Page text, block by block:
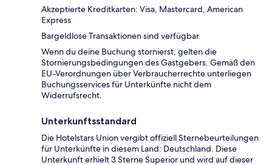
Akzeptierte Kreditkarten: Visa, Mastercard, American
Express
Bargeldlose Transaktionen sind verfügbar.
Wenn du deine Buchung stornierst, gelten die
Stornierungsbedingungen des Gastgebers. Gemäß den
EU-Verordnungen über Verbraucherrechte unterliegen
Buchungsservices für Unterkünfte nicht dem
Widerrufsrecht.
Unterkunftsstandard
Die Hotelstars Union vergibt offiziell Sternebeurteilungen
für Unterkünfte in diesem Land: Deutschland. Diese
Unterkunft erhielt 3 Sterne Superior und wird auf dieser